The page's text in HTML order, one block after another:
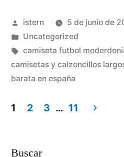
Publicado
por
istern
5 de junio de
Publicado
en
Uncategorized
Etiquetas:
camiseta futbol
camisetas y calzoncillos
barata en españa
de
1 2 3 … 11
Buscar